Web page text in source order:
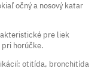
očný a nosový katar
pre liek
horúčke.
otitída, bronchitída